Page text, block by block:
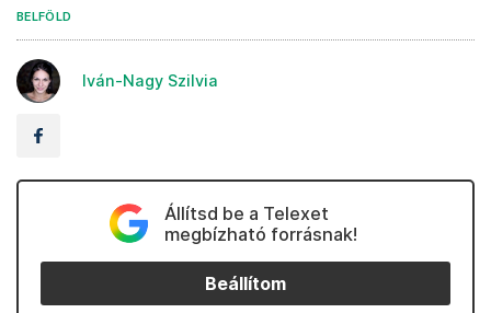
BELFÖLD
Iván-Nagy Szilvia
Állítsd be a Telexet
megbízható forrásnak!
Beállítom